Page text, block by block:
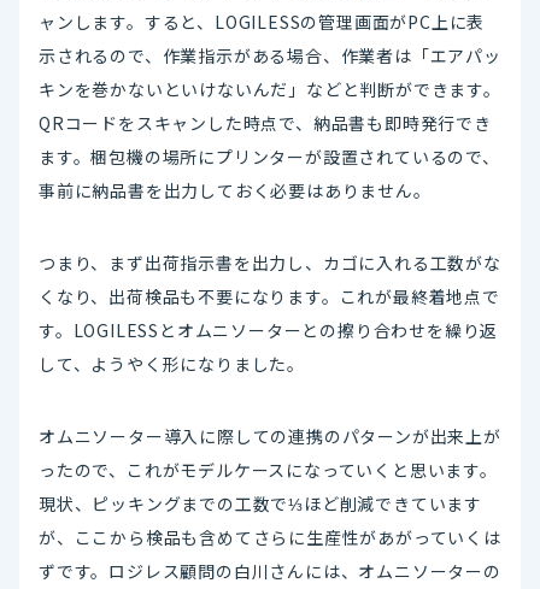
ャンします。すると、LOGILESSの管理画面がPC上に表
示されるので、作業指示がある場合、作業者は「エアパッ
キンを巻かないといけないんだ」などと判断ができます。
QRコードをスキャンした時点で、納品書も即時発行でき
ます。梱包機の場所にプリンターが設置されているので、
事前に納品書を出力しておく必要はありません。
つまり、まず出荷指示書を出力し、カゴに入れる工数がな
くなり、出荷検品も不要になります。これが最終着地点で
す。LOGILESSとオムニソーターとの擦り合わせを繰り返
して、ようやく形になりました。
オムニソーター導入に際しての連携のパターンが出来上が
ったので、これがモデルケースになっていくと思います。
現状、ピッキングまでの工数で⅓ほど削減できています
が、ここから検品も含めてさらに生産性があがっていくは
ずです。ロジレス顧問の白川さんには、オムニソーターの